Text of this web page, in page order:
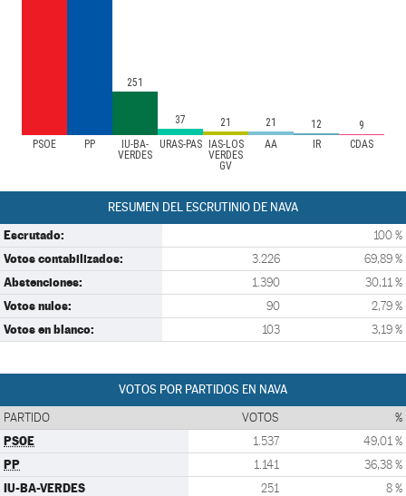
PSOE PP
IU-BA-
VERDES
URAS-PAS
IAS-LOS
VERDES
GV
AA IR CDAS
251
37 21 21 12 9
RESUMEN DEL ESCRUTINIO DE NAVA
Escrutado: 100 %
Votos contabilizados: 3.226 69,89 %
Abstenciones: 1.390 30,11 %
Votos nulos: 90 2,79 %
Votos en blanco: 103 3,19 %
VOTOS POR PARTIDOS EN NAVA
PARTIDO VOTOS %
PSOE 1.537 49,01 %
PP 1.141 36,38 %
IU-BA-VERDES 251 8 %